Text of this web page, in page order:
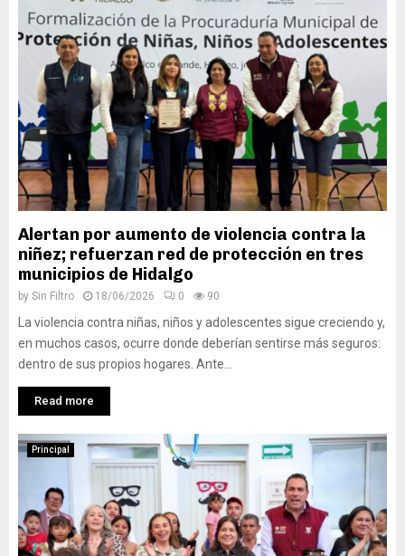
Alertan por aumento de violencia contra la
niñez; refuerzan red de protección en tres
municipios de Hidalgo
by Sin Filtro 18/06/2026 0 90
La violencia contra niñas, niños y adolescentes sigue creciendo y,
en muchos casos, ocurre donde deberían sentirse más seguros:
dentro de sus propios hogares. Ante...
Read more
Principal